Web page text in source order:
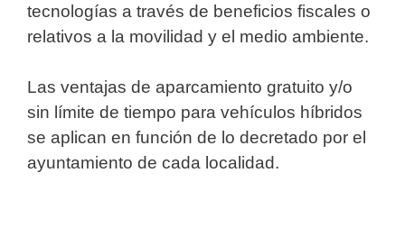
tecnologías a través de beneficios fiscales o
relativos a la movilidad y el medio ambiente.
Las ventajas de aparcamiento gratuito y/o
sin límite de tiempo para vehículos híbridos
se aplican en función de lo decretado por el
ayuntamiento de cada localidad.